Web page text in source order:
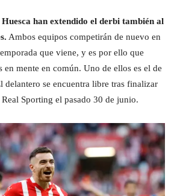
Huesca han extendido el derbi también al
Ambos equipos competirán de nuevo en
que viene, y es por ello que
en mente en común. Uno de ellos es el de
delantero se encuentra libre tras finalizar
Sporting el pasado 30 de junio.